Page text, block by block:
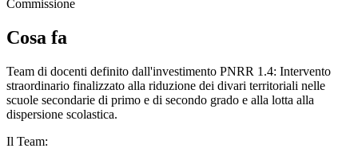
Commissione
Cosa fa
Team di docenti definito dall'investimento PNRR 1.4: Intervento
straordinario finalizzato alla riduzione dei divari territoriali nelle
scuole secondarie di primo e di secondo grado e alla lotta alla
dispersione scolastica.
Il Team: